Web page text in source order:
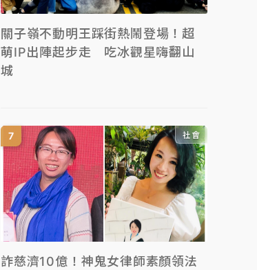
關子嶺不動明王踩街熱鬧登場！超
萌IP出陣起步走 吃冰觀星嗨翻山
城
社會
詐慈濟10億！神鬼女律師素顏領法